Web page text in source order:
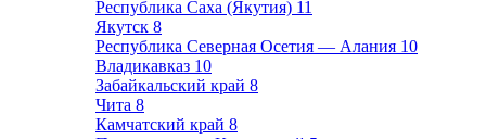
Республика Саха (Якутия) 11
Якутск 8
Республика Северная Осетия — Алания 10
Владикавказ 10
Забайкальский край 8
Чита 8
Камчатский край 8